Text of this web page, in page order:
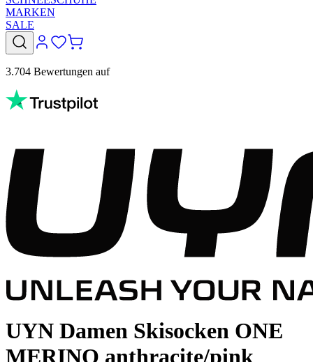
MARKEN
SALE
3.704 Bewertungen auf
UYN Damen Skisocken ONE
MERINO anthracite/pink